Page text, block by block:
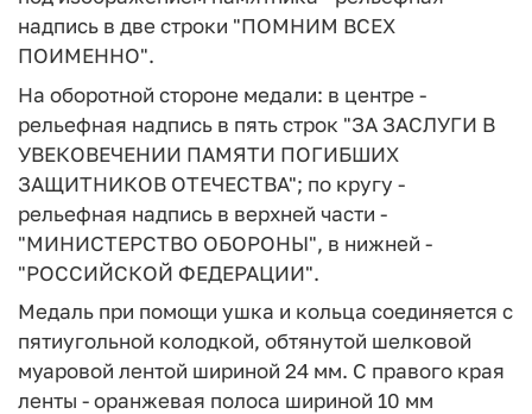
надпись в две строки "ПОМНИМ ВСЕХ
ПОИМЕННО".
На оборотной стороне медали: в центре -
рельефная надпись в пять строк "ЗА ЗАСЛУГИ В
УВЕКОВЕЧЕНИИ ПАМЯТИ ПОГИБШИХ
ЗАЩИТНИКОВ ОТЕЧЕСТВА"; по кругу -
рельефная надпись в верхней части -
"МИНИСТЕРСТВО ОБОРОНЫ", в нижней -
"РОССИЙСКОЙ ФЕДЕРАЦИИ".
Медаль при помощи ушка и кольца соединяется с
пятиугольной колодкой, обтянутой шелковой
муаровой лентой шириной 24 мм. С правого края
ленты - оранжевая полоса шириной 10 мм